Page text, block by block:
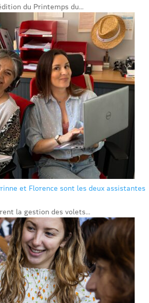
du Printemps du...
et Florence sont les deux assistantes
la gestion des volets...